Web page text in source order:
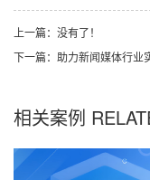
上一篇：没有了！
下一篇：助力新闻媒体行业
相关案例